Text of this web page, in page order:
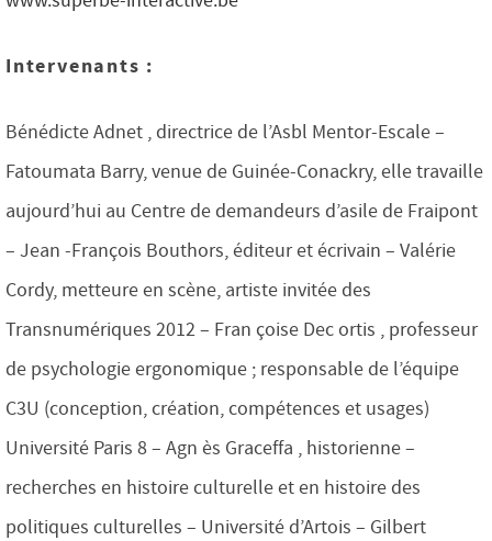
Intervenants :
Bénédicte Adnet , directrice de l’Asbl Mentor-Escale –
Fatoumata Barry, venue de Guinée-Conackry, elle travaille
aujourd’hui au Centre de demandeurs d’asile de Fraipont
– Jean -François Bouthors, éditeur et écrivain – Valérie
Cordy, metteure en scène, artiste invitée des
Transnumériques 2012 – Fran çoise Dec ortis , professeur
de psychologie ergonomique ; responsable de l’équipe
C3U (conception, création, compétences et usages)
Université Paris 8 – Agn ès Graceffa , historienne –
recherches en histoire culturelle et en histoire des
politiques culturelles – Université d’Artois – Gilbert